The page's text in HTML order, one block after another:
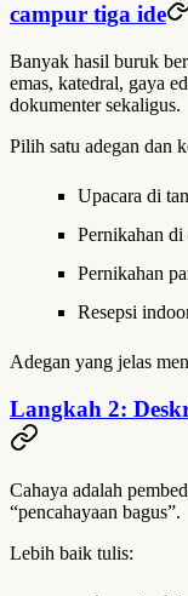
campur tiga ide
Banyak hasil buruk
emas, katedral, gaya
dokumenter sekaligus.
Pilih satu adegan dan
Upacara di
Pernikahan
Pernikahan
Resepsi
Adegan yang jelas
Langkah 2:
Cahaya adalah
“pencahayaan bagus”.
Lebih baik tulis: